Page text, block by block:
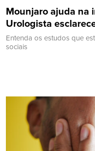
Mounjaro ajuda na
Urologista
Entenda os estudos que
sociais